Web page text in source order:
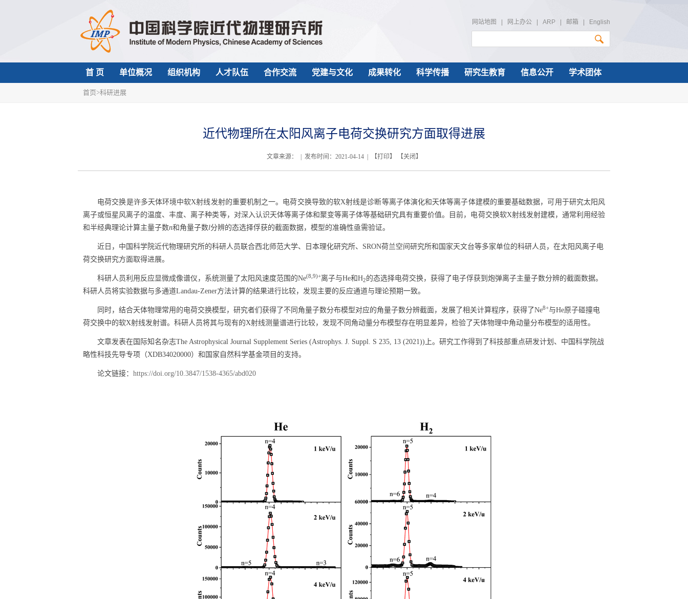
网站地图 网上办公| ARP| 邮箱 English
首 页 单位概况 组织机构 人才队伍 合作交流 党建与文化 成果转化 科学传播 研究生教育 信息公开 学术团体
首页>科研进展
近代物理所在太阳风离子电荷交换研究方面取得进展
文章来源： | 发布时间：2021-04-14 | 【打印】 【关闭 】
电荷交换是许多天体环境中软X射线发射的重要机制之一。电荷交换导致的软X射线是诊断等离子体演化和天体等离子体建模的重要基础数据，可用于研究太阳风
离子或恒星风离子的温度、丰度、离子种类等，对深入认识天体等离子体和聚变等离子体等基础研究具有重要价值。目前，电荷交换软X射线发射建模，通常利用经验
和半经典理论计算主量子数n和角量子数l分辨的态选择俘获的截面数据，模型的准确性亟需验证。
近日，中国科学院近代物理研究所的科研人员联合西北师范大学、日本理化研究所、 SRON荷兰空间研究所和国家天文台等多家单位的科研人员，在太阳风离子电
荷交换研究方面取得进展。
科研人员利用反应显微成像谱仪，系统测量了太阳风速度范围的Ne(8,9)+离子与He和H2的态选择电荷交换，获得了电子俘获到炮弹离子主量子数分辨的截面数据。
科研人员将实验数据与多通道Landau-Zener方法计算的结果进行比较，发现主要的反应通道与理论预期一致。
同时，结合天体物理常用的电荷交换模型，研究者们获得了不同角量子数分布模型对应的角量子数分辨截面，发展了相关计算程序，获得了Ne8+与He原子碰撞电
荷交换中的软X射线发射谱。科研人员将其与现有的X射线测量谱进行比较，发现不同角动量分布模型存在明显差异，检验了天体物理中角动量分布模型的适用性。
文章发表在国际知名杂志The Astrophysical Journal Supplement Series (Astrophys. J. Suppl. S 235, 13 (2021)) 上。研究工作得到了科技部重点研发计划、中国科学院战
略性科技先导专项（XDB34020000）和国家自然科学基金项目的支持。
论文链接： https://doi.org/10.3847/1538-4365/abd020